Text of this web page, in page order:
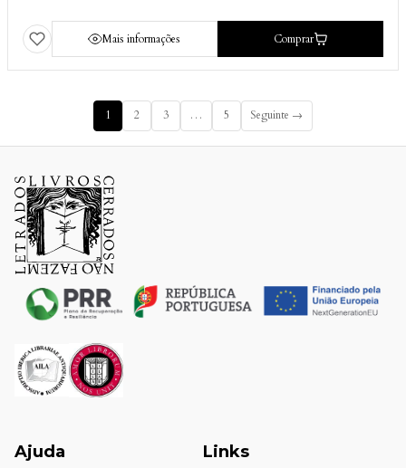
Mais informações Comprar
1 2 3 … 5 Seguinte →
Ajuda Links